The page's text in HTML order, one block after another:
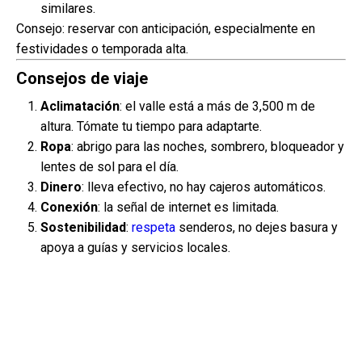
similares.
Consejo: reservar con anticipación, especialmente en
festividades o temporada alta.
Consejos de viaje
Aclimatación: el valle está a más de 3,500 m de
altura. Tómate tu tiempo para adaptarte.
Ropa: abrigo para las noches, sombrero, bloqueador y
lentes de sol para el día.
Dinero: lleva efectivo, no hay cajeros automáticos.
Conexión: la señal de internet es limitada.
Sostenibilidad: respeta senderos, no dejes basura y
apoya a guías y servicios locales.